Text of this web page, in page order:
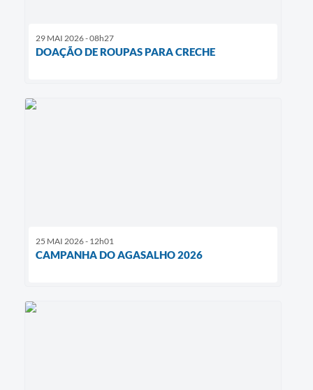
29 MAI 2026 - 08h27
DOAÇÃO DE ROUPAS PARA CRECHE
25 MAI 2026 - 12h01
CAMPANHA DO AGASALHO 2026